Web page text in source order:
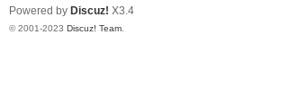
赢
Powered by Discuz! X3.4
© 2001-2023 Discuz! Team